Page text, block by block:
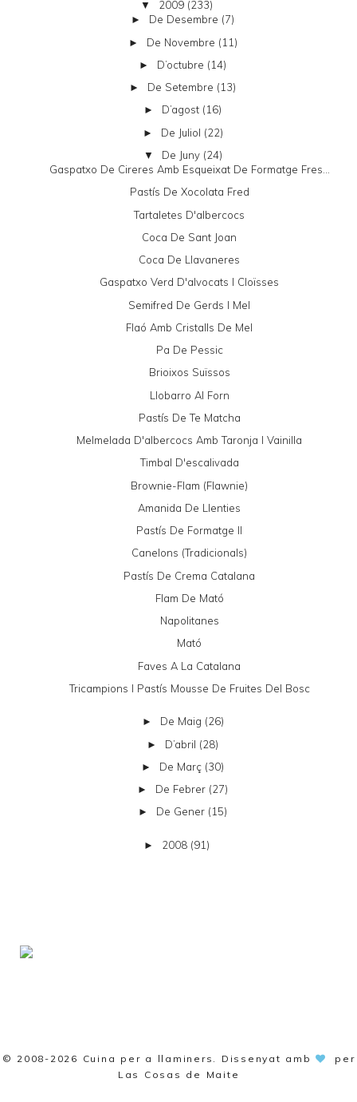
▼ 2009 (233)
► De Desembre (7)
► De Novembre (11)
► D’octubre (14)
► De Setembre (13)
► D’agost (16)
► De Juliol (22)
▼ De Juny (24)
Gaspatxo De Cireres Amb Esqueixat De Formatge Fres...
Pastís De Xocolata Fred
Tartaletes D'albercocs
Coca De Sant Joan
Coca De Llavaneres
Gaspatxo Verd D'alvocats I Cloïsses
Semifred De Gerds I Mel
Flaó Amb Cristalls De Mel
Pa De Pessic
Brioixos Suïssos
Llobarro Al Forn
Pastís De Te Matcha
Melmelada D'albercocs Amb Taronja I Vainilla
Timbal D'escalivada
Brownie-Flam (Flawnie)
Amanida De Llenties
Pastís De Formatge II
Canelons (tradicionals)
Pastís De Crema Catalana
Flam De Mató
Napolitanes
Mató
Faves A La Catalana
Tricampions I Pastís Mousse De Fruites Del Bosc
► De Maig (26)
► D’abril (28)
► De Març (30)
► De Febrer (27)
► De Gener (15)
► 2008 (91)
© 2008-2026 Cuina per a llaminers . Dissenyat amb
per
Las Cosas de Maite